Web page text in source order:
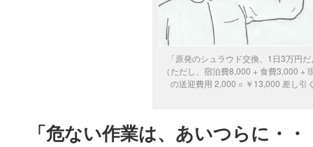
「原発のシュラウド交換、1日3万円
（ただし、宿泊費8,000 + 食費3,000 +
の送迎費用 2,000 = ￥13,000 差し引
「危ない作業は、あいつらに・・